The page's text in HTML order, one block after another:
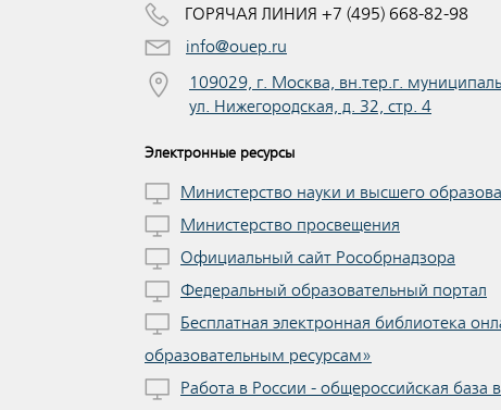
ГОРЯЧАЯ ЛИНИЯ +7 (495) 668-82-98
info@ouep.ru
109029, г. Москва, вн.тер.г.
ул. Нижегородская, д. 32, стр. 4
Электронные ресурсы
Министерство науки и высшего
Министерство просвещения
Официальный сайт Рособрнадзора
Федеральный образовательный портал
Бесплатная электронная библиотека
образовательным ресурсам»
Работа в России - общероссийская база